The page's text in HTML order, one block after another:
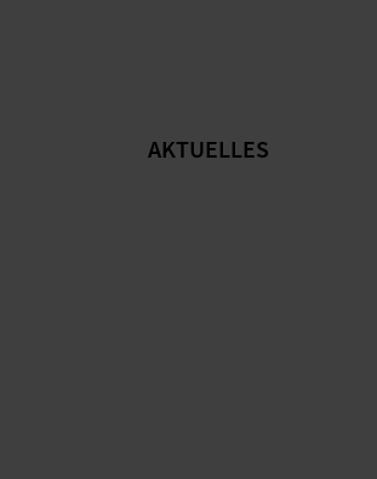
AKTUELLES